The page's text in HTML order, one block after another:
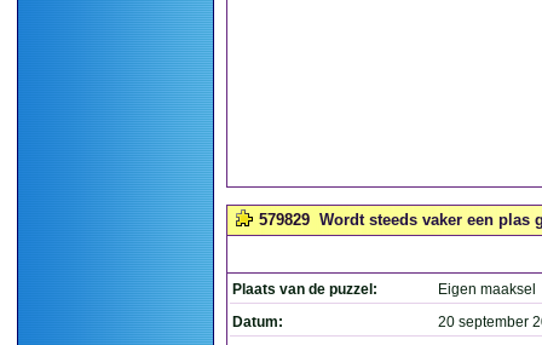
579829 Wordt steeds vaker een plas
Plaats van de puzzel:
Eigen maaksel
Datum:
20 september